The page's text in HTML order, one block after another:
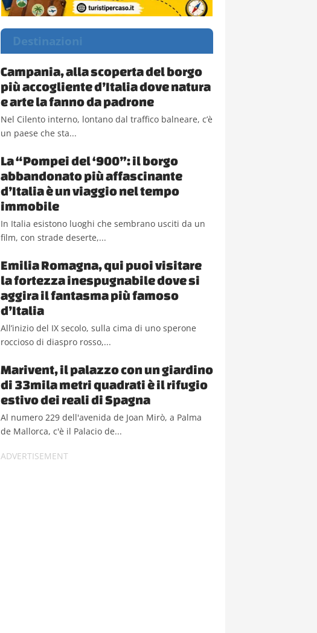
Destinazioni
Campania, alla scoperta del borgo
più accogliente d’Italia dove natura
e arte la fanno da padrone
Nel Cilento interno, lontano dal traffico balneare, c’è
un paese che sta...
La “Pompei del ‘900”: il borgo
abbandonato più affascinante
d’Italia è un viaggio nel tempo
immobile
In Italia esistono luoghi che sembrano usciti da un
film, con strade deserte,...
Emilia Romagna, qui puoi visitare
la fortezza inespugnabile dove si
aggira il fantasma più famoso
d’Italia
All’inizio del IX secolo, sulla cima di uno sperone
roccioso di diaspro rosso,...
Marivent, il palazzo con un giardino
di 33mila metri quadrati è il rifugio
estivo dei reali di Spagna
Al numero 229 dell'avenida de Joan Mirò, a Palma
de Mallorca, c'è il Palacio de...